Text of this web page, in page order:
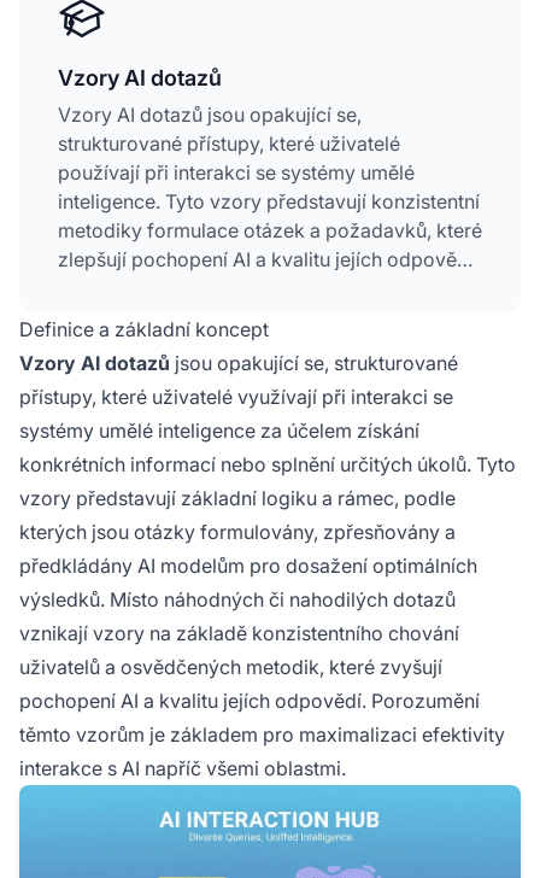
Vzory AI dotazů
Vzory AI dotazů jsou opakující se,
strukturované přístupy, které uživatelé
používají při interakci se systémy umělé
inteligence. Tyto vzory představují konzistentní
metodiky formulace otázek a požadavků, které
zlepšují pochopení AI a kvalitu jejích odpovědí.
osvědčených postupů napříč různými
odvětvími a případy použití. Porozumění a
implementace efektivníchvzorů dotazůje
zásadní pro maximalizaci efektivity systémů AI
a dosažení optimálních výsledků.
Definice a základní koncept
Vzory AI dotazů jsou opakující se, strukturované
přístupy, které uživatelé využívají při interakci se
systémy umělé inteligence za účelem získání
konkrétních informací nebo splnění určitých úkolů. Tyto
vzory představují základní logiku a rámec, podle
kterých jsou otázky formulovány, zpřesňovány a
předkládány AI modelům pro dosažení optimálních
výsledků. Místo náhodných či nahodilých dotazů
vznikají vzory na základě konzistentního chování
uživatelů a osvědčených metodik, které zvyšují
pochopení AI a kvalitu jejích odpovědí. Porozumění
těmto vzorům je základem pro maximalizaci efektivity
interakce s AI napříč všemi oblastmi.